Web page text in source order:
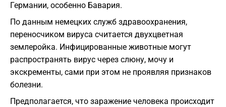
Германии, особенно Бавария.
По данным немецких служб здравоохранения,
переносчиком вируса считается двухцветная
землеройка. Инфицированные животные могут
распространять вирус через слюну, мочу и
экскременты, сами при этом не проявляя признаков
болезни.
Предполагается, что заражение человека происходит